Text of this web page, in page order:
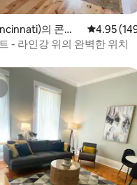
의 콘도
평점 4.95
4.95
- 라인강 위의 완벽한 위치